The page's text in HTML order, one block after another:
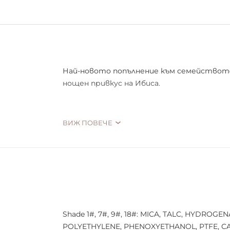
Най-новото попълнение към
нощен привкус на Ибиса.
ВИЖ ПОВЕЧЕ
Shade 1#, 7#, 9#, 18#: MICA, TALC,
POLYETHYLENE, PHENOXYETHANOL, PTFE,